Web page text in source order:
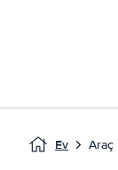
Ev Araç